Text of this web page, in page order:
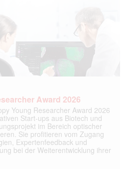
Award 2026
Young Researcher Award 2026
Start-ups aus Biotech und
im Bereich optischer
Sie profitieren vom Zugang
Expertenfeedback und
bei der Weiterentwicklung ihrer